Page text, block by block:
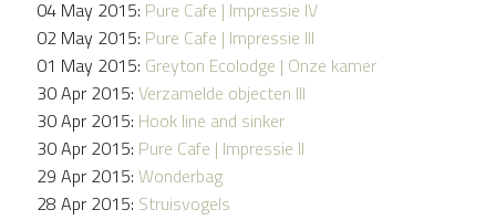
04 May 2015: Pure Cafe | Impressie IV
02 May 2015: Pure Cafe | Impressie III
01 May 2015: Greyton Ecolodge | Onze kamer
30 Apr 2015: Verzamelde objecten III
30 Apr 2015: Hook line and sinker
30 Apr 2015: Pure Cafe | Impressie II
29 Apr 2015: Wonderbag
28 Apr 2015: Struisvogels